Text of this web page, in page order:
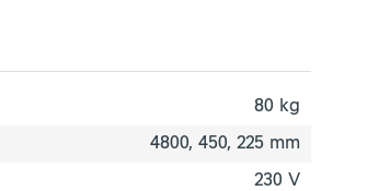
80 kg
4800, 450, 225 mm
230 V